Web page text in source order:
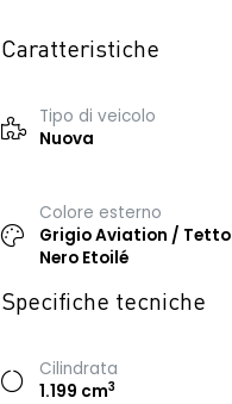
Caratteristiche
Tipo di veicolo
Nuova
Colore esterno
Grigio Aviation / Tetto
Nero Etoilé
Specifiche tecniche
Cilindrata
1.199 cm3